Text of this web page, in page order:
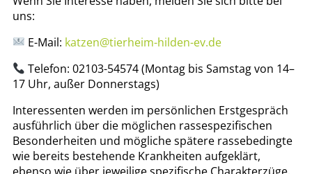
uns:
E-Mail: katzen@tierheim-hilden-ev.de
Telefon: 02103-54574 (Montag bis Samstag von 14–
17 Uhr, außer Donnerstags)
Interessenten werden im persönlichen Erstgespräch
ausführlich über die möglichen rassespezifischen
Besonderheiten und mögliche spätere rassebedingte
wie bereits bestehende Krankheiten aufgeklärt,